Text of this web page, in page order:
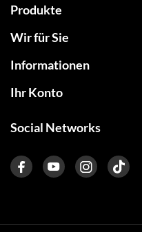
Produkte
Wir für Sie
Informationen
Ihr Konto
Social Networks